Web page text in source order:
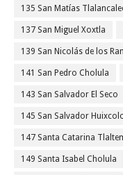
135 San Matías
137 San Miguel Xoxtla
139 San Nicolás de los
141 San Pedro Cholula
143 San Salvador El Seco
145 San Salvador
147 Santa Catarina
149 Santa Isabel Cholula